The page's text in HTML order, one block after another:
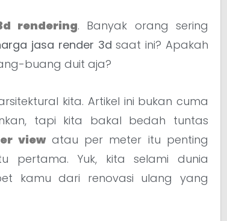
rendering. Banyak orang sering
jasa render 3d saat ini? Apakah
buang duit aja?
kita. Artikel ini bukan cuma
tapi kita bakal bedah tuntas
viewatau per meter itu penting
pertama. Yuk, kita selami dunia
kamu dari renovasi ulang yang